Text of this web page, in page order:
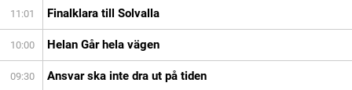
11:01 Finalklara till Solvalla
10:00 Helan Går hela vägen
09:30 Ansvar ska inte dra ut på tiden